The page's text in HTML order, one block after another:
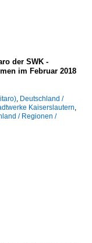
der SWK -
im Februar 2018
, Deutschland /
Kaiserslautern,
/ Regionen /